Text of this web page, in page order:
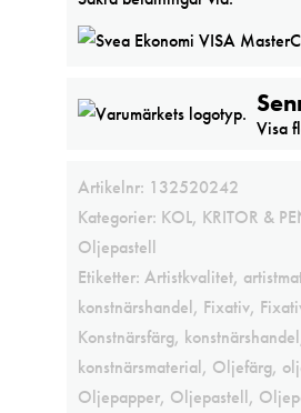
Visa
Artikelnr: 132520242
Kategorier: KOL, KRITOR &
Oljepastell
Etiketter: Artistkvalitet,
konstnärshandel, Fixativ,
Konstnärsfärg, konstnärshandel
konstnärsmaterial, Oljefärg,
Oljepapper, Oljepastell,